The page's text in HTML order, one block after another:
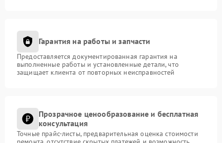
Гарантия на работы и запчасти
Предоставляется документированная гарантия на
выполненные работы и установленные детали, что
защищает клиента от повторных неисправностей
Прозрачное ценообразование и бесплатная
консультация
Точные прайс-листы, предварительная оценка стоимости